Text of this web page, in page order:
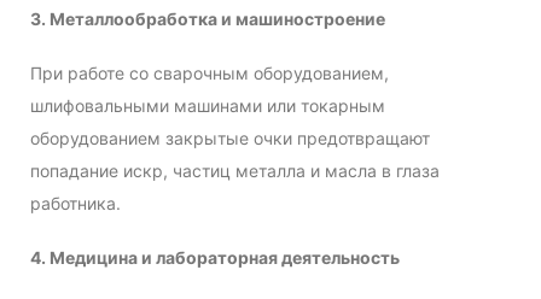
3. Металлообработка и машиностроение
При работе со сварочным оборудованием,
шлифовальными машинами или токарным
оборудованием закрытые очки предотвращают
попадание искр, частиц металла и масла в глаза
работника.
4. Медицина и лабораторная деятельность